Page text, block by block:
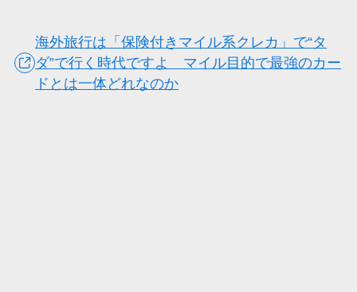
海外旅行は「保険付きマイル系クレカ」で“タ
ダ”で行く時代ですよ マイル目的で最強のカー
ドとは一体どれなのか